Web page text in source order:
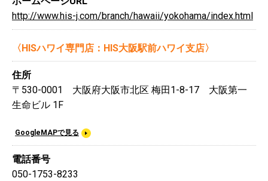
http://www.his-j.com/branch/hawaii/yokohama/index.html
〈HISハワイ専門店：HIS大阪駅前ハワイ支店〉
住所
〒530-0001 大阪府大阪市北区 梅田1-8-17 大阪第一
生命ビル 1F
GoogleMAPで見る
電話番号
050-1753-8233